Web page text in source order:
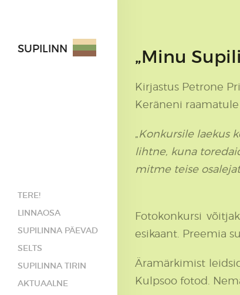
SUPILINN
TERE!
LINNAOSA
SUPILINNA PÄEVAD
SELTS
SUPILINNA TIRIN
AKTUAALNE
„Minu
Kirjastus Petrone
Keräneni
„Konkursile laekus
lihtne, kuna
mitme teise
Fotokonkursi
esikaant. Preemia
Äramärkimist
Kulpsoo fotod.